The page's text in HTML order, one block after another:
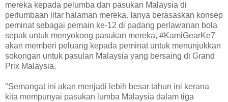
mereka kepada pelumba dan pasukan Malaysia di
perlumbaan litar halaman mereka. Ianya berasaskan konsep
peminat sebagai pemain ke-12 di padang perlawanan bola
sepak untuk menyokong pasukan mereka, #KamiGearKe7
akan memberi peluang kepada peminat untuk menunjukkan
sokongan untuk pasulan Malaysia yang bersaing di Grand
Prix Malaysia.
"Semangat ini akan menjadi lebih besar tahun ini kerana
kita mempunyai pasukan lumba Malaysia dalam tiga